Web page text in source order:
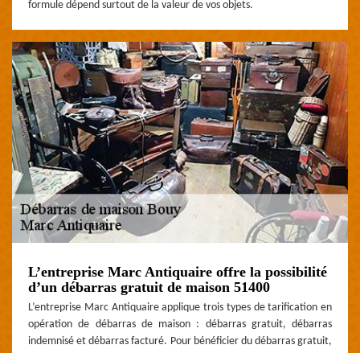
formule dépend surtout de la valeur de vos objets.
L’entreprise Marc Antiquaire offre la possibilité
d’un débarras gratuit de maison 51400
L’entreprise Marc Antiquaire applique trois types de tarification en
opération de débarras de maison : débarras gratuit, débarras
indemnisé et débarras facturé. Pour bénéficier du débarras gratuit,